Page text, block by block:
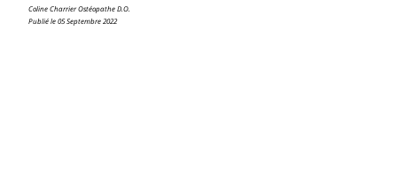
Coline Charrier Ostéopathe D.O.
Publié le 05 Septembre 2022